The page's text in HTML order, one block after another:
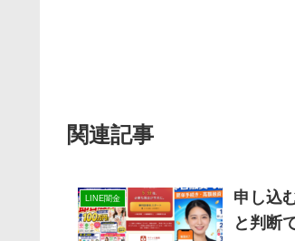
関連記事
LINE闇金
申し込
と判断